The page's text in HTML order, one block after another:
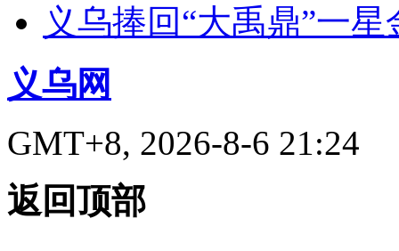
义乌捧回“大禹鼎”一星
义乌网
GMT+8, 2026-8-6 21:24
返回顶部